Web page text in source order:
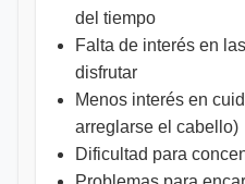
del tiempo
Falta de interés en
disfrutar
Menos interés en
arreglarse el cabello)
Dificultad para